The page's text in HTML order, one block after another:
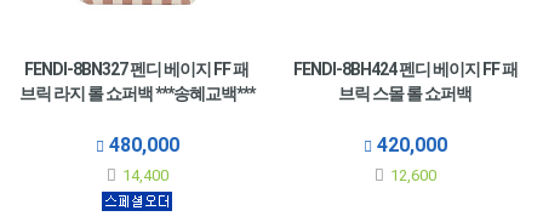
FENDI-8BN327 펜디 베이지 FF 패
브릭 라지 롤 쇼퍼백 ***송혜교백***
480,000
14,400
FENDI-8BH424 펜디 베이지 FF 패
브릭 스몰 롤 쇼퍼백
420,000
12,600